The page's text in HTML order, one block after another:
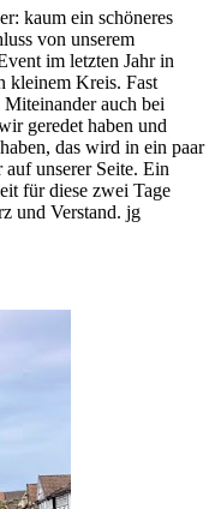
kaum ein schöneres
von unserem
im letzten Jahr in
kleinem Kreis. Fast
auch bei
geredet haben und
das wird in ein paar
unserer Seite. Ein
für diese zwei Tage
und Verstand. jg